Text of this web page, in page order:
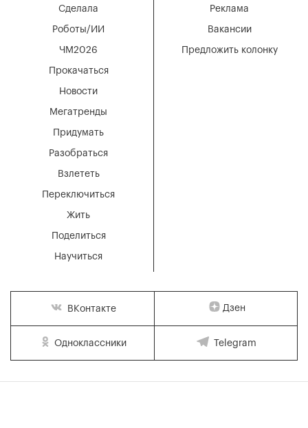
Мегатренды
Придумать
Разобраться
Взлететь
Новости
Переключиться
Жить
Поделиться
Научиться
Сделала
Роботы/ИИ
ЧМ2026
Прокачаться
Вакансии
Реклама
Предложить колонку
ВКонтакте Дзен
Одноклассники Telegram